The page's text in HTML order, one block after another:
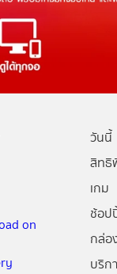
วันนี้
สิทธิ
เกม
ช้อป
กล่อ
บริก